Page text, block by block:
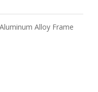
Alloy Frame